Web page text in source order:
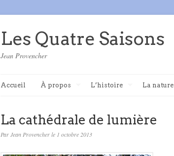
Les Quatre Saisons
Jean Provencher
Accueil À propos L’histoire La nature
La cathédrale de lumière
Par Jean Provencher le 1 octobre 2013